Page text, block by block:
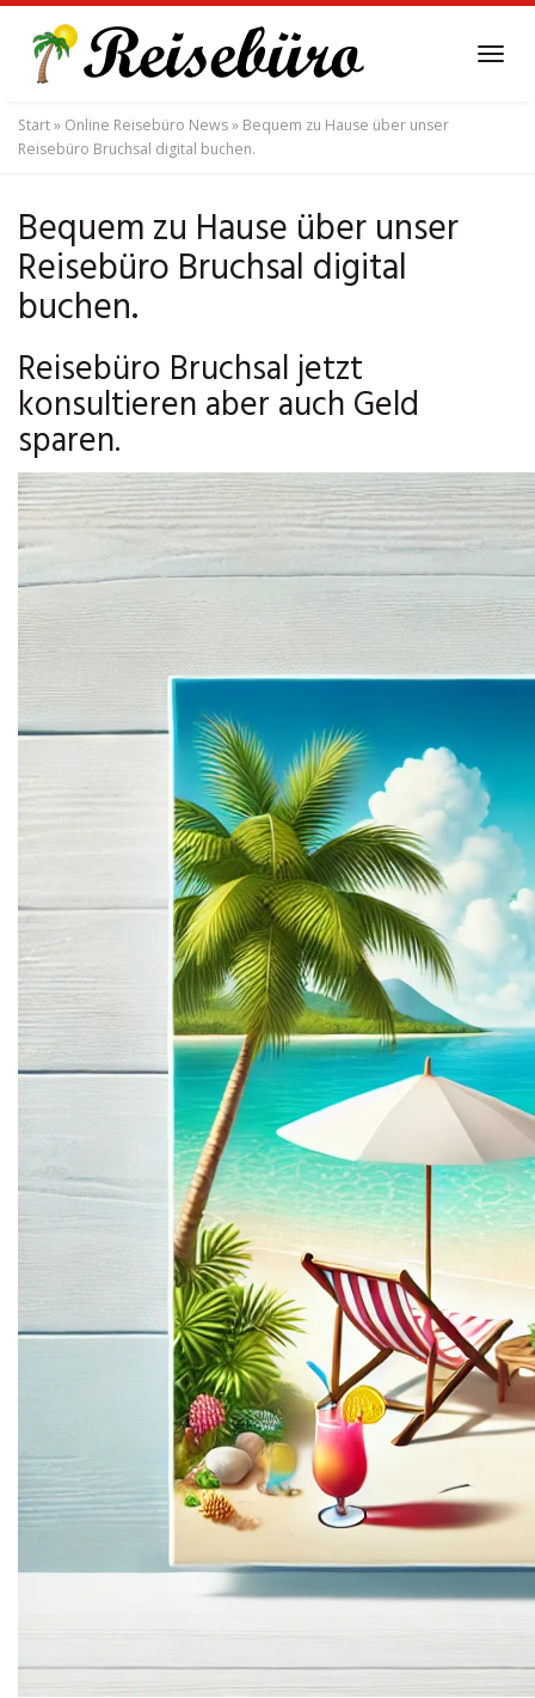
main
content
Start» Online Reisebüro News» Bequem zu Hause über unser
Reisebüro Bruchsal digital buchen.
Bequem zu Hause über unser
Reisebüro Bruchsal digital
buchen.
Reisebüro Bruchsal jetzt
konsultieren aber auch Geld
sparen.